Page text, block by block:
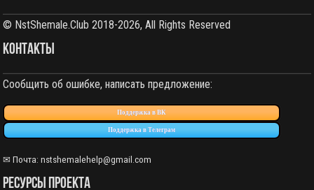
© NstShemale.Club 2018-2026, All Rights Reserved
КОНТАКТЫ
Сообщить об ошибке, написать предложение:
Поддержка в ВК
Поддержка в Телеграм
✉ Почта: nstshemalehelp@gmail.com
РЕСУРСЫ ПРОЕКТА